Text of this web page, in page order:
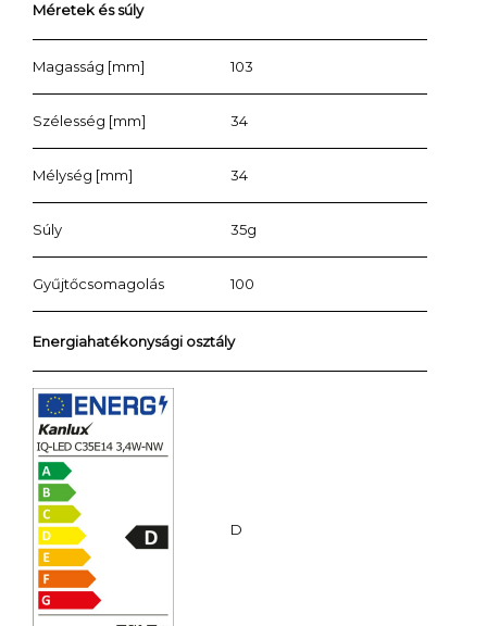
Méretek és súly
Magasság [mm] 103
Szélesség [mm] 34
Mélység [mm] 34
Súly 35g
Gyűjtőcsomagolás 100
Energiahatékonysági osztály
D